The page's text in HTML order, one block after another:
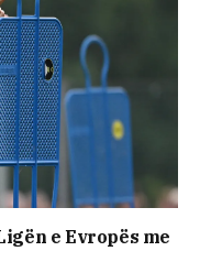
e Evropës me